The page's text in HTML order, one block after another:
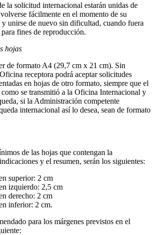
la solicitud internacional estarán unidas de
fácilmente en el momento de su
y unirse de nuevo sin dificultad, cuando fuera
para fines de reproducción.
hojas
de formato A4 (29,7 cm x 21 cm). Sin
receptora podrá aceptar solicitudes
en hojas de otro formato, siempre que el
se transmitió a la Oficina Internacional y
si la Administración competente
internacional así lo desea, sean de formato
de las hojas que contengan la
y el resumen, serán los siguientes:
superior: 2 cm
izquierdo: 2,5 cm
derecho: 2 cm
inferior: 2 cm.
para los márgenes previstos en el